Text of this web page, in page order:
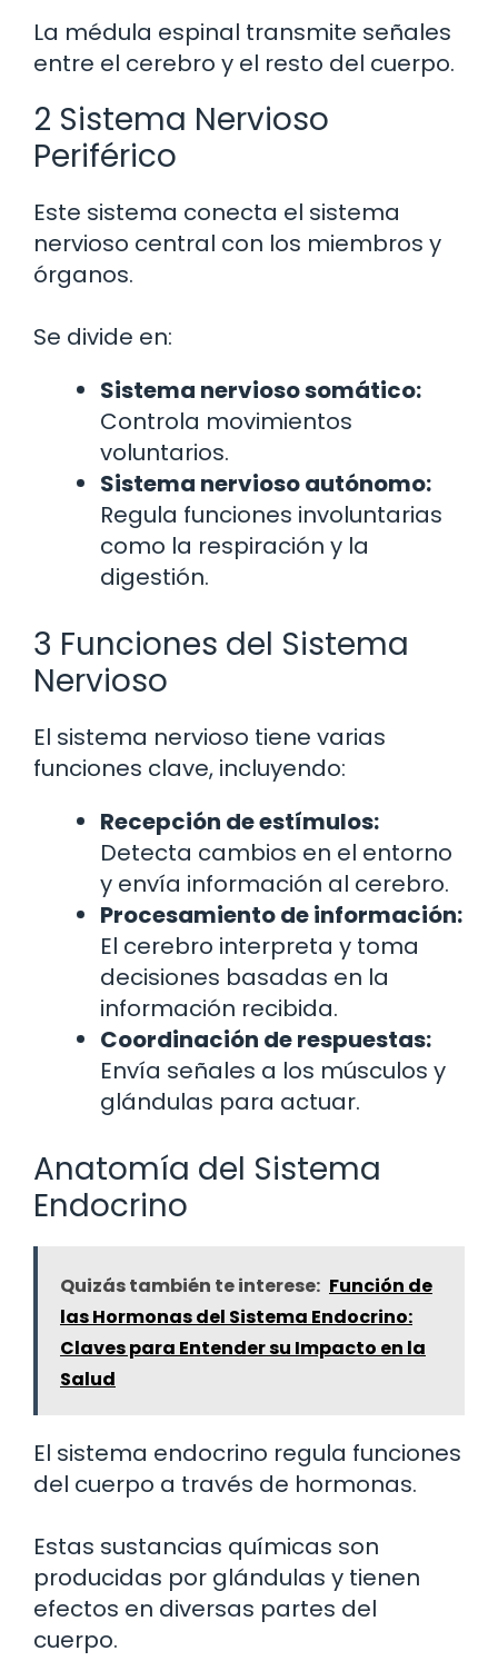
La médula espinal transmite señales
entre el cerebro y el resto del cuerpo.
2 Sistema Nervioso
Periférico
Este sistema conecta el sistema
nervioso central con los miembros y
órganos.
Se divide en:
Sistema nervioso somático:
Controla movimientos
voluntarios.
Sistema nervioso autónomo:
Regula funciones involuntarias
como la respiración y la
digestión.
3 Funciones del Sistema
Nervioso
El sistema nervioso tiene varias
funciones clave, incluyendo:
Recepción de estímulos:
Detecta cambios en el entorno
y envía información al cerebro.
Procesamiento de información:
El cerebro interpreta y toma
decisiones basadas en la
información recibida.
Coordinación de respuestas:
Envía señales a los músculos y
glándulas para actuar.
Anatomía del Sistema
Endocrino
Quizás también te interese: Función de
las Hormonas del Sistema Endocrino:
Claves para Entender su Impacto en la
Salud
El sistema endocrino regula funciones
del cuerpo a través de hormonas.
Estas sustancias químicas son
producidas por glándulas y tienen
efectos en diversas partes del
cuerpo.